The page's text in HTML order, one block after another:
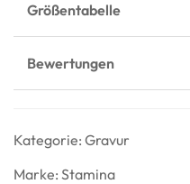
Größentabelle
Bewertungen
Kategorie: Gravur
Marke: Stamina